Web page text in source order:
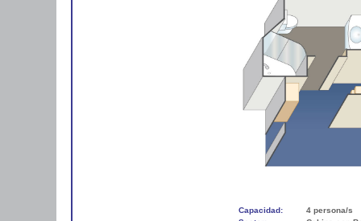
Capacidad:
4 persona/s